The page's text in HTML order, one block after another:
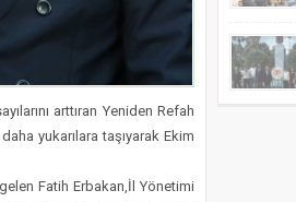
arttıran Yeniden Refah
yukarılara taşıyarak Ekim
Fatih Erbakan,İl Yönetimi